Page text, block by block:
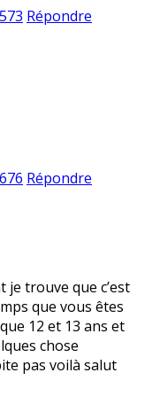
Répondre
Répondre
trouve que c’est
que vous êtes
12 et 13 ans et
chose
pas voilà salut